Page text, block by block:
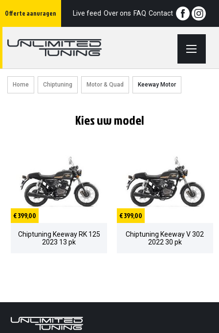
Offerte aanvragen
naarLive feed Over ons FAQ Contact
Home Chiptuning Motor & Quad Keeway Motor
Kies uw model
€ 399,00
Chiptuning Keeway RK 125
2023 13 pk
€ 399,00
Chiptuning Keeway V 302
2022 30 pk